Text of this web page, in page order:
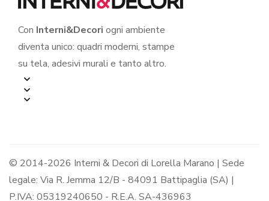
Con Interni&Decori ogni ambiente
diventa unico: quadri moderni, stampe
su tela, adesivi murali e tanto altro.
© 2014-2026 Interni & Decori di Lorella Marano | Sede
legale: Via R. Jemma 12/B - 84091 Battipaglia (SA) |
P.IVA: 05319240650 - R.E.A. SA-436963